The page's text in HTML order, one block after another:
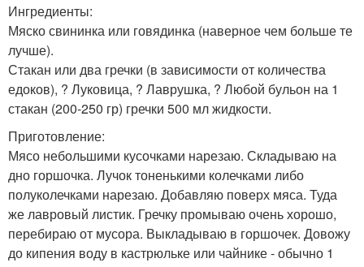
Ингредиенты:
Мяско свининка или говядинка (наверное чем больше те
лучше).
Стакан или два гречки (в зависимости от количества
едоков), ? Луковица, ? Лаврушка, ? Любой бульон на 1
стакан (200-250 гр) гречки 500 мл жидкости.
Приготовление:
Мясо небольшими кусочками нарезаю. Складываю на
дно горшочка. Лучок тоненькими колечками либо
полуколечками нарезаю. Добавляю поверх мяса. Туда
же лавровый листик. Гречку промываю очень хорошо,
перебираю от мусора. Выкладываю в горшочек. Довожу
до кипения воду в кастрюльке или чайнике - обычно 1